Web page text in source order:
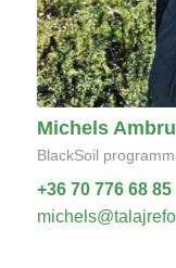
Michels
BlackSoil
+36 70 776 68 85